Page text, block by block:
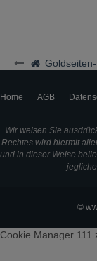
Goldseiten-
Home AGB
Wir weisen Sie
Rechtes wird hiermit
und in dieser Weise
©
Cookie Manager 111